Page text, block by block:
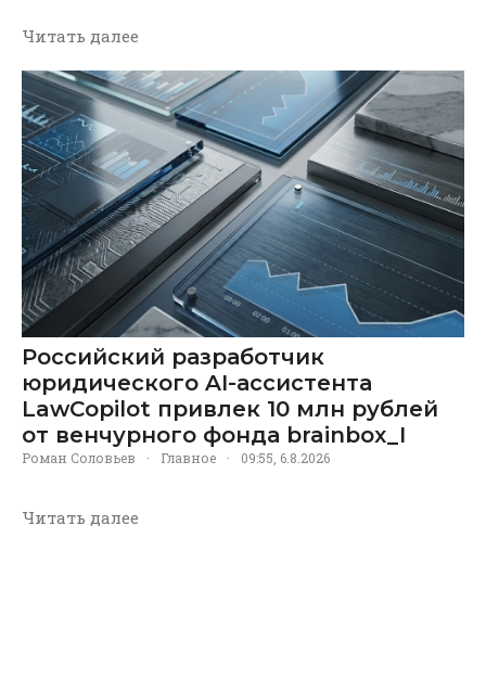
Читать далее
Российский разработчик
юридического AI-ассистента
LawCopilot привлек 10 млн рублей
от венчурного фонда brainbox_I
Роман Соловьев · Главное · 09:55, 6.8.2026
Читать далее